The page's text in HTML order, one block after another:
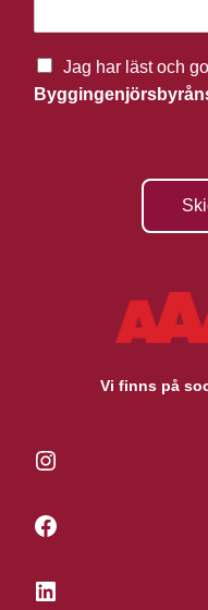
Jag har läst och
Vi finns på
Instagram
Facebook
LinkedIn